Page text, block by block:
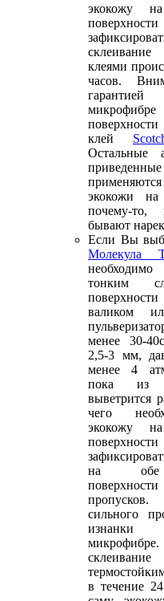
экокожу
клеями
часов.
клей
Остальные
экокожи
почему-
бывают
Если Вы
Молекула
тонким
валиком
менее 30-
2,5-3 мм,
менее 4
пока из
выветрится
чего
экокожу
на обе
сильного
в течение